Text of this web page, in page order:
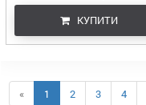
КУПИТИ
« 1 2 3 4